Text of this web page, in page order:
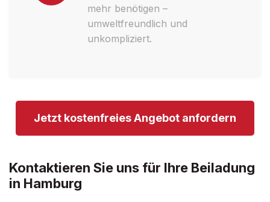
mehr benötigen –
umweltfreundlich und
unkompliziert.
Jetzt kostenfreies Angebot anfordern
Kontaktieren Sie uns für Ihre Beiladung
in Hamburg